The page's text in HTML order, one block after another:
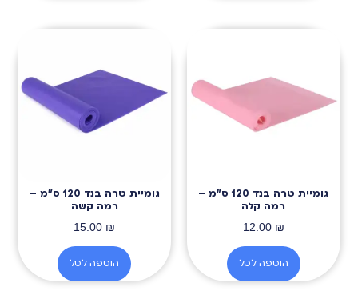
גומיית טרה בנד 120 ס״מ –
רמה קלה
12.00 ₪
הוספה לסל
גומיית טרה בנד 120 ס״מ –
רמה קשה
15.00 ₪
הוספה לסל